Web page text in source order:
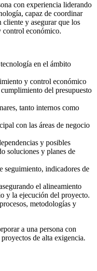
con experiencia liderando
capaz de coordinar
y asegurar que los
control económico.
en el ámbito
y control económico
del presupuesto
tanto internos como
con las áreas de negocio
y posibles
soluciones y planes de
seguimiento, indicadores de
el alineamiento
y la ejecución del proyecto.
metodologías y
a una persona con
de alta exigencia.